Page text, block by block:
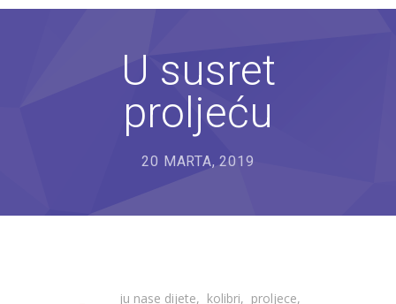
Početna
O nama
-- JU "Naše dijete"
U susret
proljeću
20 MARTA, 2019
ju nase dijete, kolibri, proljece,